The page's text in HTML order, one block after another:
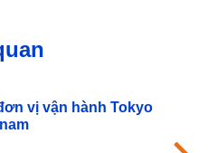
vị vận hành Tokyo